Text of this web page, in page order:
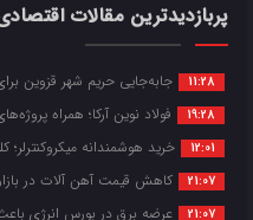
پربازدیدترین مقالات اقتصادی
11:28 جابه‌جایی حریم شهر قزوین
19:28 فولاد نوین آرکا؛ همراه
12:01 خرید هوشمندانه میکروکنترلر؛
21:07 کاهش قیمت آهن آلات در
21:07 عرضه برق در بورس انرژی